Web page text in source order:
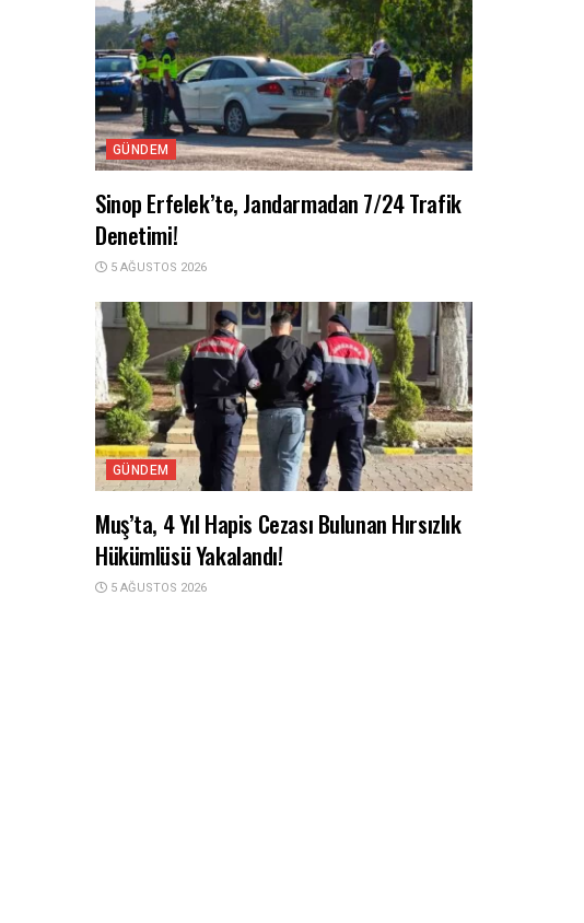
GÜNDEM
Sinop Erfelek’te, Jandarmadan 7/24 Trafik
Denetimi!
5 AĞUSTOS 2026
GÜNDEM
Muş’ta, 4 Yıl Hapis Cezası Bulunan Hırsızlık
Hükümlüsü Yakalandı!
5 AĞUSTOS 2026